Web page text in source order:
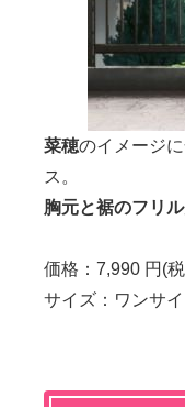
菜穂のイメージ
ス。
胸元と裾のフリル
価格：7,990 円(
サイズ：ワンサ